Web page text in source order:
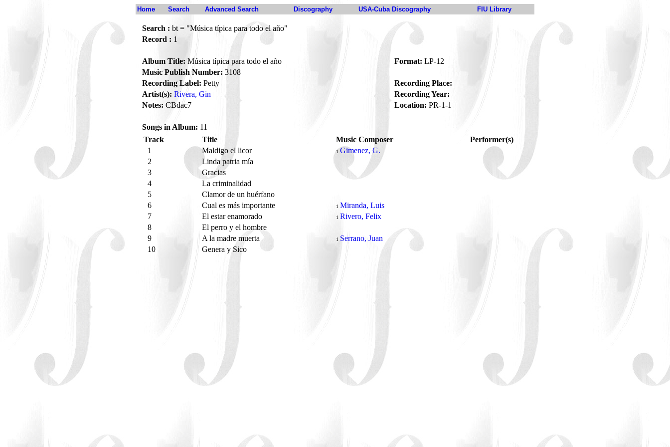
Home Search Advanced Search Discography USA-Cuba Discography FIU Library
Search : bt = "Música típica para todo el año"
Record : 1
Album Title: Música típica para todo el año Format: LP-12
Music Publish Number: 3108
Recording Label: Petty
Recording Place:
Artist(s): Rivera, Gin
Recording Year:
Notes: CBdac7 Location: PR-1-1
Songs in Album: 11
Track
Title Music Composer
Performer(s)
1
Maldigo el licor 1 Gimenez, G.
2
Linda patria mía
3
Gracias
4
La criminalidad
5
Clamor de un huérfano
6
Cual es más importante 1 Miranda, Luis
7
El estar enamorado 1 Rivero, Felix
8
El perro y el hombre
9
A la madre muerta 1 Serrano, Juan
10
Genera y Sico